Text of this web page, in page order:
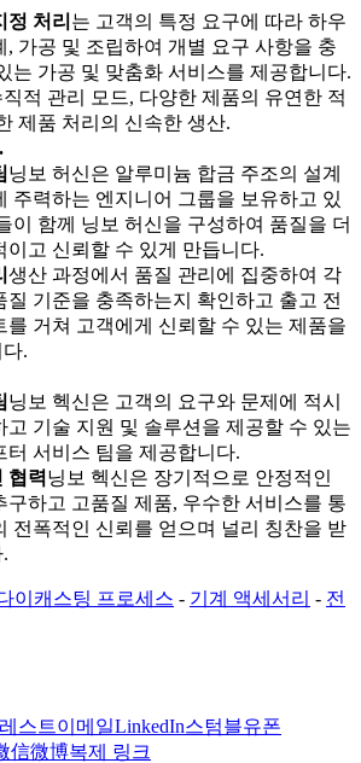
정 처리 는 고객의 특정 요구에 따라 하우
, 가공 및 조립하여 개별 요구 사항을 충
는 가공 및 맞춤화 서비스를 제공합니다.
직적 관리 모드, 다양한 제품의 유연한 적
제품 처리의 신속한 생산.
닝보 허신은 알루미늄 합금 주조의 설계
주력하는 엔지니어 그룹을 보유하고 있
이 함께 닝보 허신을 구성하여 품질을 더
이고 신뢰할 수 있게 만듭니다.
생산 과정에서 품질 관리에 집중하여 각
질 기준을 충족하는지 확인하고 출고 전
를 거쳐 고객에게 신뢰할 수 있는 제품을
.
닝보 헥신은 고객의 요구와 문제에 적시
고 기술 지원 및 솔루션을 제공할 수 있는
터 서비스 팀을 제공합니다.
협력닝보 헥신은 장기적으로 안정적인
구하고 고품질 제품, 우수한 서비스를 통
전폭적인 신뢰를 얻으며 널리 칭찬을 받
이캐스팅 프로세스 - 기계 액세서리 - 전
스트이메일LinkedIn스텀블유폰
信微博복제 링크